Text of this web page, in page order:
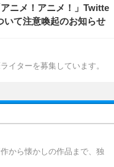
ニメ！アニメ！」Twitte
いて注意喚起のお知らせ
イターを募集しています。
から懐かしの作品まで、独